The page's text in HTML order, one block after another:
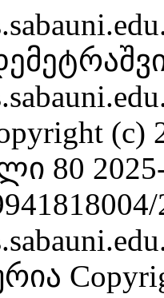
80